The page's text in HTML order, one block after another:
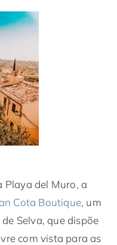
Playa del Muro, a
Cota Boutique, um
Selva, que dispõe
com vista para as